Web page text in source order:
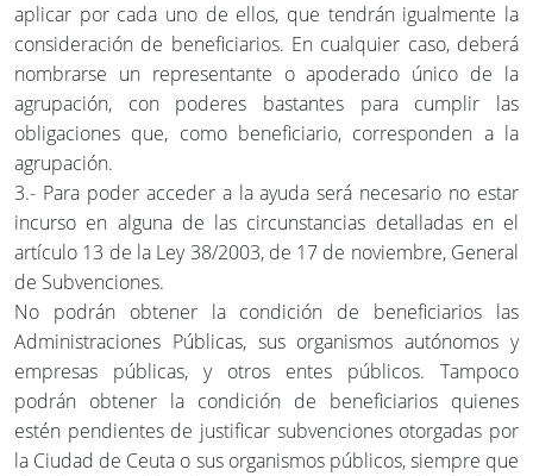
aplicar por cada uno de ellos, que tendrán igualmente la
consideración de beneficiarios. En cualquier caso, deberá
nombrarse un representante o apoderado único de la
agrupación, con poderes bastantes para cumplir las
obligaciones que, como beneficiario, corresponden a la
agrupación.
3.- Para poder acceder a la ayuda será necesario no estar
incurso en alguna de las circunstancias detalladas en el
artículo 13 de la Ley 38/2003, de 17 de noviembre, General
de Subvenciones.
No podrán obtener la condición de beneficiarios las
Administraciones Públicas, sus organismos autónomos y
empresas públicas, y otros entes públicos. Tampoco
podrán obtener la condición de beneficiarios quienes
estén pendientes de justificar subvenciones otorgadas por
la Ciudad de Ceuta o sus organismos públicos, siempre que